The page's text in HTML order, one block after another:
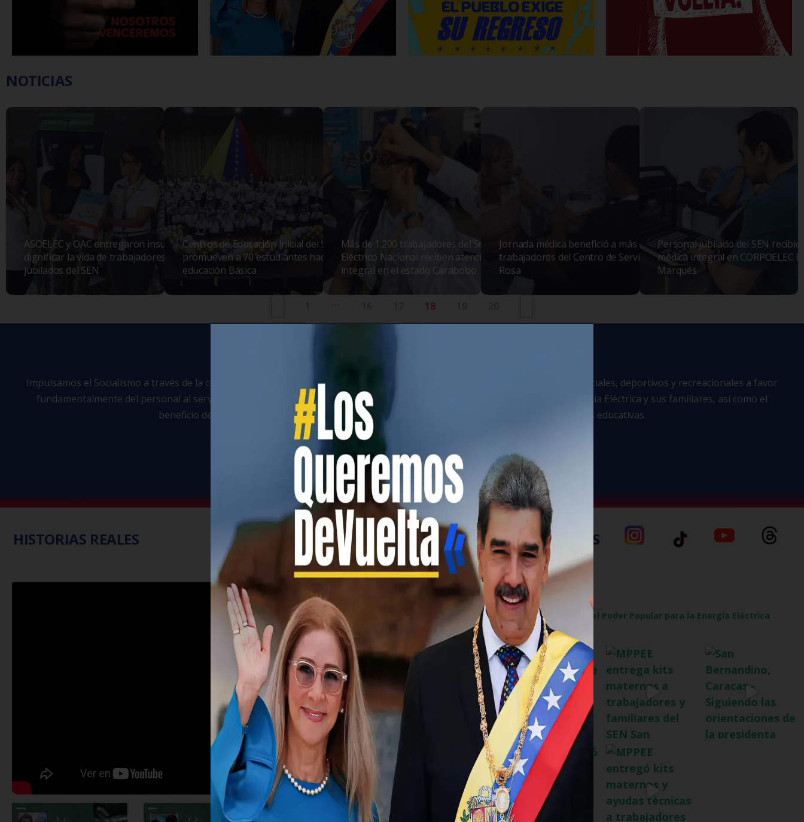
NOTICIAS
ASOELEC y OAC entregaron insumos para
dignificar la vida de trabajadores y
jubilados del SEN
Centros de Educación Inicial del SEN
promueven a 70 estudiantes hacia la
educación Básica
Más de 1.200 trabajadores del Sector
Eléctrico Nacional reciben atención médica
integral en el estado Carabobo
Jornada médica benefició a más de 800
trabajadores del Centro de Servicio Santa
Rosa
Personal jubilado del SEN
médica integral en CORPOELEC El
Marqués
18
Impulsamos el Socialismo a través de la creación, promoción e incentivo de programas benéficos o asistenciales, culturales, sociales, deportivos y recreacionales a favor
fundamentalmente del personal al servicio de los trabajadores y trabajadoras del Ministerio del Poder Popular para la Energía Eléctrica y sus familiares, así como el
beneficio de Ancianatos, Hospitales, Guarderías, Jardines de infancia, Preescolares e Instituciones educativas.
VER MÁS
HISTORIAS REALES SÍGUENOS
asoelec.oficial
Asociación Civil del Ministerio del Poder Popular para la Energía Eléctrica